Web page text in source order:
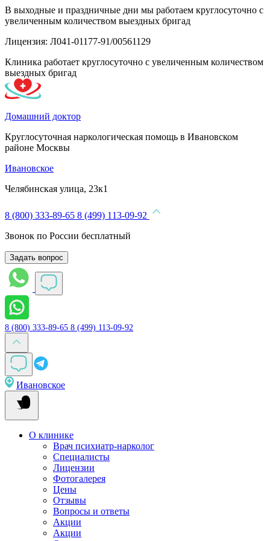
В выходные и праздничные дни мы работаем круглосуточно с
увеличенным количеством выездных бригад
Лицензия: Л041-01177-91/00561129
Клиника работает круглосуточно с увеличенным количеством
выездных бригад
Домашний доктор
Круглосуточная наркологическая помощь в Ивановском
районе Москвы
Ивановское
Челябинская улица, 23к1
8 (800) 333-89-65 8 (499) 113-09-92
Звонок по России бесплатный
Задать вопрос
8 (800) 333-89-65 8 (499) 113-09-92
Ивановское
О клинике
Врач психиатр-нарколог
Специалисты
Лицензии
Фотогалерея
Цены
Отзывы
Вопросы и ответы
Акции
Акции